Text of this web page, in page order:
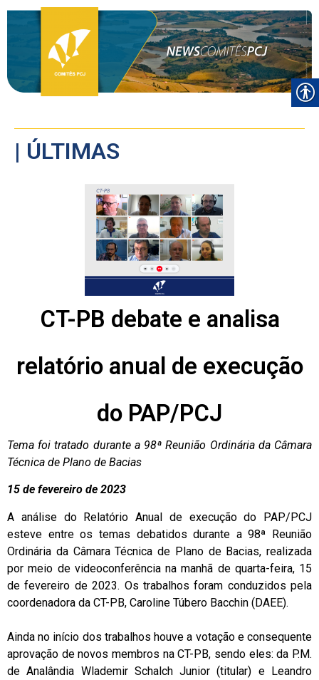
| ÚLTIMAS
CT-PB debate e analisa
relatório anual de execução
do PAP/PCJ
Tema foi tratado durante a 98ª Reunião Ordinária da Câmara
Técnica de Plano de Bacias
15 de fevereiro de 2023
A análise do Relatório Anual de execução do PAP/PCJ
esteve entre os temas debatidos durante a 98ª Reunião
Ordinária da Câmara Técnica de Plano de Bacias, realizada
por meio de videoconferência na manhã de quarta-feira, 15
de fevereiro de 2023. Os trabalhos foram conduzidos pela
coordenadora da CT-PB, Caroline Túbero Bacchin (DAEE).
Ainda no início dos trabalhos houve a votação e consequente
aprovação de novos membros na CT-PB, sendo eles: da P.M.
de Analândia Wlademir Schalch Junior (titular) e Leandro